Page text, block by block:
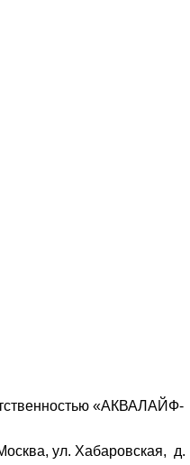
«АКВАЛАЙФ-
ул. Хабаровская, д.